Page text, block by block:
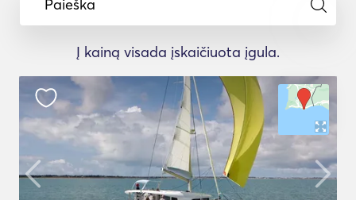
Paieška
Į kainą visada įskaičiuota įgula.